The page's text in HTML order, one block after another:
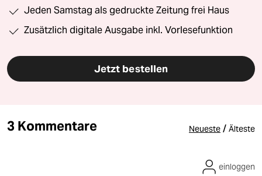
Jeden Samstag als gedruckte Zeitung frei Haus
Zusätzlich digitale Ausgabe inkl. Vorlesefunktion
Jetzt bestellen
3 Kommentare Neueste / Älteste
einloggen